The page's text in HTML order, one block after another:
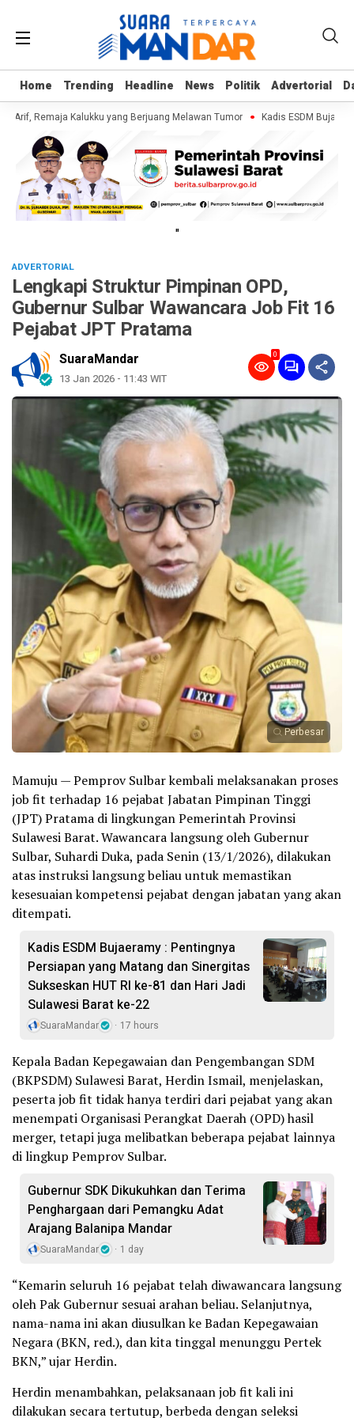
Home Trending Headline News Politik Advertorial
Home Trending Headline News Politik Advertorial
Arif, Remaja Kalukku yang Berjuang Melawan Tumor Kadis ESDM
"
ADVERTORIAL
Lengkapi Struktur Pimpinan OPD,
Gubernur Sulbar Wawancara Job Fit 16
Pejabat JPT Pratama
SuaraMandar
13 Jan 2026 - 11:43 WIT
0
Perbesar
Mamuju — Pemprov Sulbar kembali melaksanakan proses
job fit terhadap 16 pejabat Jabatan Pimpinan Tinggi
(JPT) Pratama di lingkungan Pemerintah Provinsi
Sulawesi Barat. Wawancara langsung oleh Gubernur
Sulbar, Suhardi Duka, pada Senin (13/1/2026), dilakukan
atas instruksi langsung beliau untuk memastikan
kesesuaian kompetensi pejabat dengan jabatan yang akan
ditempati.
Kadis ESDM Bujaeramy : Pentingnya
Persiapan yang Matang dan Sinergitas
Sukseskan HUT RI ke-81 dan Hari Jadi
Sulawesi Barat ke-22
SuaraMandar 17 hours
Kepala Badan Kepegawaian dan Pengembangan SDM
(BKPSDM) Sulawesi Barat, Herdin Ismail, menjelaskan,
peserta job fit tidak hanya terdiri dari pejabat yang akan
menempati Organisasi Perangkat Daerah (OPD) hasil
merger, tetapi juga melibatkan beberapa pejabat lainnya
di lingkup Pemprov Sulbar.
Gubernur SDK Dikukuhkan dan Terima
Penghargaan dari Pemangku Adat
Arajang Balanipa Mandar
SuaraMandar 1 day
“Kemarin seluruh 16 pejabat telah diwawancara langsung
oleh Pak Gubernur sesuai arahan beliau. Selanjutnya,
nama-nama ini akan diusulkan ke Badan Kepegawaian
Negara (BKN, red.), dan kita tinggal menunggu Pertek
BKN,” ujar Herdin.
Herdin menambahkan, pelaksanaan job fit kali ini
dilakukan secara tertutup, berbeda dengan seleksi